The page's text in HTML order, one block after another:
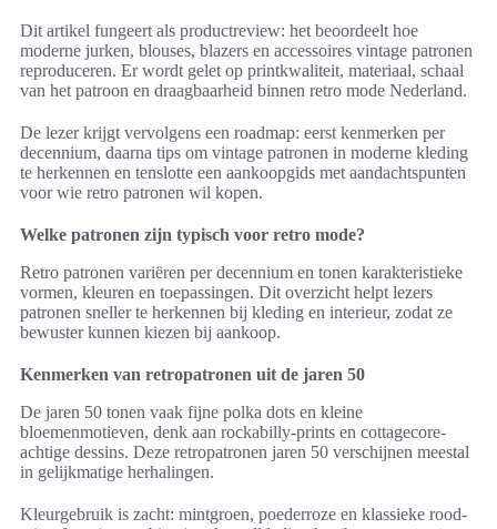
Dit artikel fungeert als productreview: het beoordeelt hoe
moderne jurken, blouses, blazers en accessoires vintage patronen
reproduceren. Er wordt gelet op printkwaliteit, materiaal, schaal
van het patroon en draagbaarheid binnen retro mode Nederland.
De lezer krijgt vervolgens een roadmap: eerst kenmerken per
decennium, daarna tips om vintage patronen in moderne kleding
te herkennen en tenslotte een aankoopgids met aandachtspunten
voor wie retro patronen wil kopen.
Welke patronen zijn typisch voor retro mode?
Retro patronen variëren per decennium en tonen karakteristieke
vormen, kleuren en toepassingen. Dit overzicht helpt lezers
patronen sneller te herkennen bij kleding en interieur, zodat ze
bewuster kunnen kiezen bij aankoop.
Kenmerken van retropatronen uit de jaren 50
De jaren 50 tonen vaak fijne polka dots en kleine
bloemenmotieven, denk aan rockabilly-prints en cottagecore-
achtige dessins. Deze retropatronen jaren 50 verschijnen meestal
in gelijkmatige herhalingen.
Kleurgebruik is zacht: mintgroen, poederroze en klassieke rood-